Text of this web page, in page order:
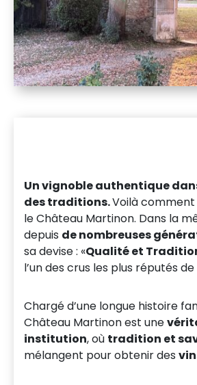
Un vignoble authentique
des traditions.Voilà
le Château Martinon. Dans la
depuis de nombreuses
sa devise : «Qualité et
l’un des crus les plus réputés
Chargé d’une longue histoire
Château Martinon est une
institution, où tradition et
mélangent pour obtenir des